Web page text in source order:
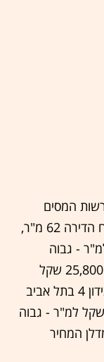
נתוני רשות המסים
נמכרה לאחרונה ב-2.55 מיליון שקל. שטח הדירה 62 מ"ר,
מ-41,000 שקל למ"ר - גבוה
בהרבה מהממוצע למ"ר בעיר העומד על 25,800 שקל
למ"ר, לפי מדלן. בפרויקט בחדש ברחוב צידון 4 בתל אביב
שמתקרב ל-55 אלף שקל למ"ר - גבוה
המחיר